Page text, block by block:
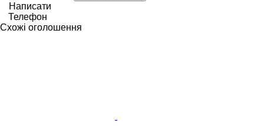
Написати
Телефон
Схожі оголошення